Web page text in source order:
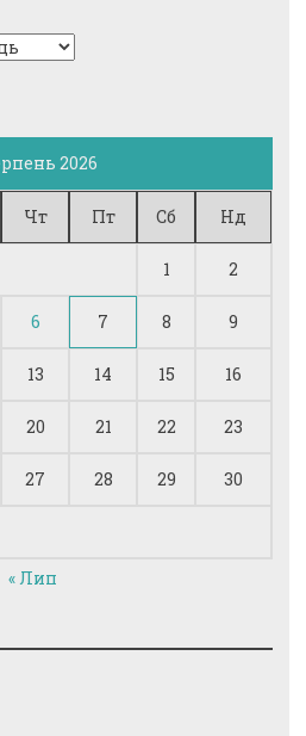
2026
Чт Пт Сб Нд
1 2
6 7 8 9
13 14 15 16
20 21 22 23
27 28 29 30
« Лип